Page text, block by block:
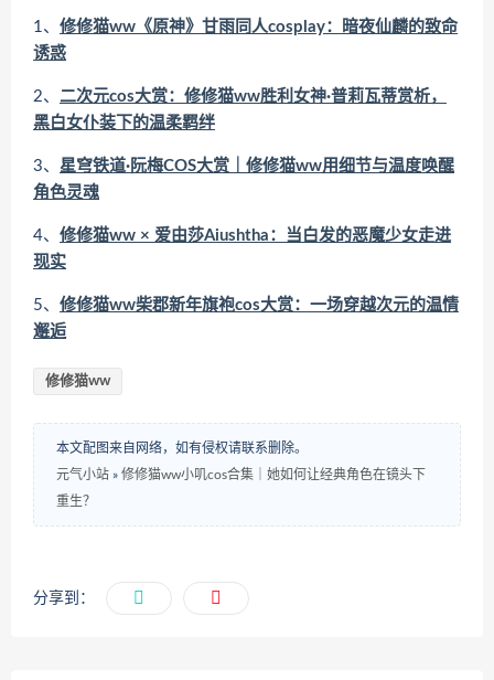
1、 修修猫ww《原神》甘雨同人cosplay：暗夜仙麟的致命
诱惑
2、 二次元cos大赏：修修猫ww胜利女神·普莉瓦蒂赏析，
黑白女仆装下的温柔羁绊
3、 星穹铁道·阮梅COS大赏｜修修猫ww用细节与温度唤醒
角色灵魂
4、 修修猫ww × 爱由莎Aiushtha：当白发的恶魔少女走进
现实
5、 修修猫ww柴郡新年旗袍cos大赏：一场穿越次元的温情
邂逅
修修猫ww
本文配图来自网络，如有侵权请联系删除。
元气小站 » 修修猫ww小叽cos合集｜她如何让经典角色在镜头下
重生？
分享到：